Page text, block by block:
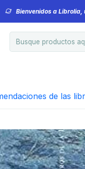
de las
Bienvenidos a